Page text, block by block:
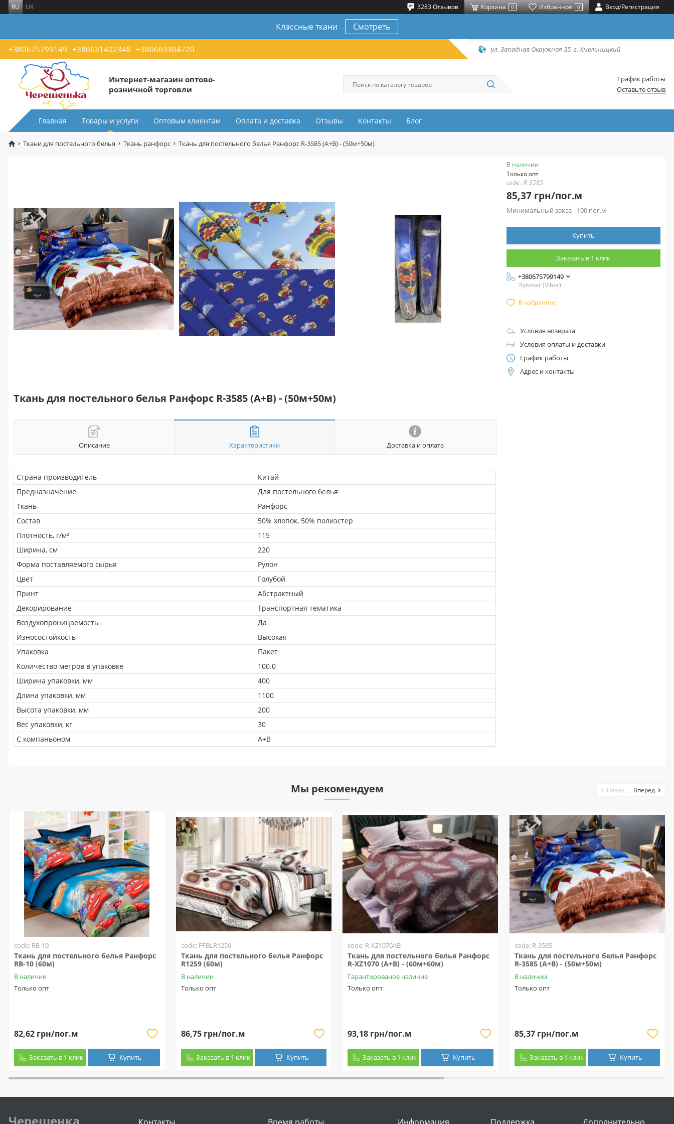
RU UK 3283 Отзывов Корзина 0 Избранное 0 Вход/Регистрация
Классные ткани Смотреть
+380675799149 +380631402348 +380669304720 ул. Западная Окружная 35, г. Хмельницкий
Интернет-магазин оптово-
розничной торговли
График работы
Оставьте отзыв
Главная Товары и услуги Оптовым клиентам Оплата и доставка Отзывы Контакты Блог
Ткани для постельного белья Ткань ранфорс Ткань для постельного белья Ранфорс R-3585 (A+B) - (50м+50м)
Ткань для постельного белья Ранфорс R-3585 (A+B) - (50м+50м)
Описание Характеристики Доставка и оплата
Страна производитель
Китай
Предназначение
Для постельного белья
Ткань
Ранфорс
Состав
50% хлопок, 50% полиэстер
Плотность, г/м²
115
Ширина, см
220
Форма поставляемого сырья
Рулон
Цвет
Голубой
Принт
Абстрактный
Декорирование
Транспортная тематика
Воздухопроницаемость
Да
Износостойкость
Высокая
Упаковка
Пакет
Количество метров в упаковке
100.0
Ширина упаковки, мм
400
Длина упаковки, мм
1100
Высота упаковки, мм
200
Вес упаковки, кг
30
С компаньоном
A+B
В наличии
Только опт
code : R-3585
85,37 грн/пог.м
Минимальный заказ - 100 пог.м
Купить
Заказать в 1 клик
+380675799149
Kyivstar (Viber)
В избранное
Условия возврата
Условия оплаты и доставки
График работы
Адрес и контакты
Мы рекомендуем
code: RB-10
Ткань для постельного белья Ранфорс
RB-10 (60м)
В наличии
Только опт
82,62 грн/пог.м
Заказать в 1 клик Купить
code: FFBLR1259
Ткань для постельного белья Ранфорс
R1259 (60м)
В наличии
Только опт
86,75 грн/пог.м
Заказать в 1 клик Купить
code: R-XZ1070AB
Ткань для постельного белья Ранфорс
R-XZ1070 (A+B) - (60м+60м)
Гарантированое наличие
Только опт
93,18 грн/пог.м
Заказать в 1 клик Купить
code: R-3585
Ткань для постельного белья Ранфорс
R-3585 (A+B) - (50м+50м)
В наличии
Только опт
85,37 грн/пог.м
Заказать в 1 клик Купить
Назад Вперед